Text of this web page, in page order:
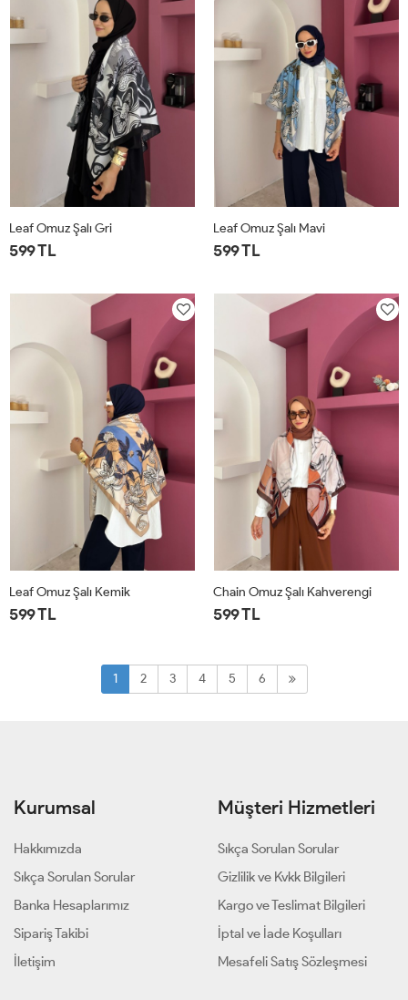
Leaf Omuz Şalı Gri
599 TL
Leaf Omuz Şalı Mavi
599 TL
Leaf Omuz Şalı Kemik
599 TL
Chain Omuz Şalı Kahverengi
599 TL
1 2 3 4 5 6
Kurumsal
Hakkımızda
Sıkça Sorulan Sorular
Banka Hesaplarımız
Sipariş Takibi
İletişim
Müşteri Hizmetleri
Sıkça Sorulan Sorular
Gizlilik ve Kvkk Bilgileri
Kargo ve Teslimat Bilgileri
İptal ve İade Koşulları
Mesafeli Satış Sözleşmesi